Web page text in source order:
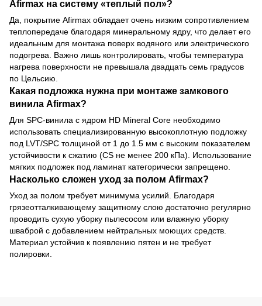
Afirmax на систему «теплый пол»?
Да, покрытие Afirmax обладает очень низким сопротивлением
теплопередаче благодаря минеральному ядру, что делает его
идеальным для монтажа поверх водяного или электрического
подогрева. Важно лишь контролировать, чтобы температура
нагрева поверхности не превышала двадцать семь градусов
по Цельсию.
Какая подложка нужна при монтаже замкового
винила Afirmax?
Для SPC-винила с ядром HD Mineral Core необходимо
использовать специализированную высокоплотную подложку
под LVT/SPC толщиной от 1 до 1.5 мм с высоким показателем
устойчивости к сжатию (CS не менее 200 кПа). Использование
мягких подложек под ламинат категорически запрещено.
Насколько сложен уход за полом Afirmax?
Уход за полом требует минимума усилий. Благодаря
грязеотталкивающему защитному слою достаточно регулярно
проводить сухую уборку пылесосом или влажную уборку
шваброй с добавлением нейтральных моющих средств.
Материал устойчив к появлению пятен и не требует
полировки.